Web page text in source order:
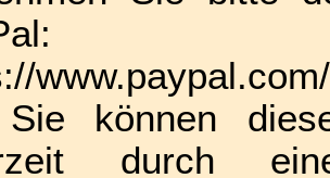
können
durch